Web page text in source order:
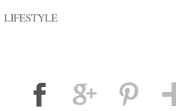
LIFESTYLE